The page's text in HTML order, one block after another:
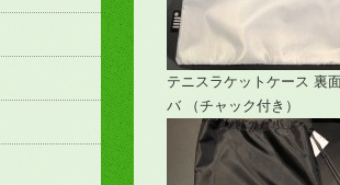
テニスラケットケース 裏
バ （チャック付き）